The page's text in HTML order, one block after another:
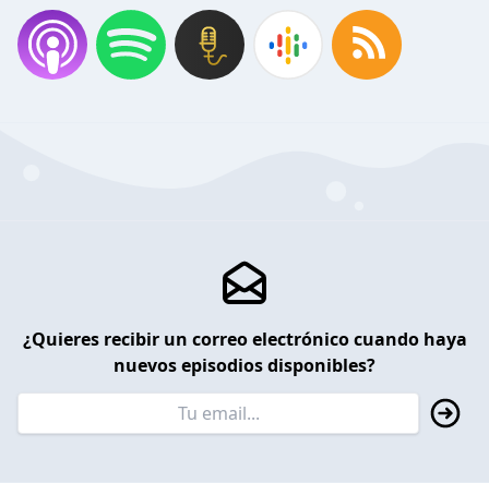
¿Quieres recibir un correo electrónico cuando haya
nuevos episodios disponibles?